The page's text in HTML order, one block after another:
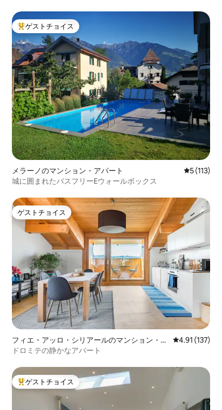
大好評のゲストチョイスです。
ゲストチョイス
メラーノのマンション・アパート レビュー
5 (113)
城に囲まれたバスフリーEウォールボックス
ゲストチョイス
ゲストチョイス
フィエ・アッロ・シリアールのマンション・ア
パート
レビュー137
4.91 (137)
ドロミテの静かなアパート
大好評のゲストチョイスです。
ゲストチョイス